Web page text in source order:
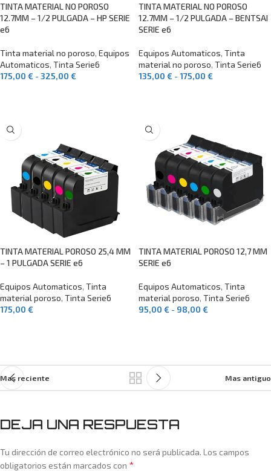
TINTA MATERIAL NO POROSO
12.7MM – 1/2 PULGADA – HP SERIE
e6
Tinta material no poroso, Equipos
Automaticos, Tinta Serie6
175,00 € -325,00 €
TINTA MATERIAL NO POROSO
12.7MM – 1/2 PULGADA – BENTSAI
SERIE e6
Equipos Automaticos, Tinta
material no poroso, Tinta Serie6
135,00 € -175,00 €
TINTA MATERIAL POROSO 25,4 MM
– 1 PULGADA SERIE e6
Equipos Automaticos, Tinta
material poroso, Tinta Serie6
175,00 €
TINTA MATERIAL POROSO 12,7 MM
SERIE e6
Equipos Automaticos, Tinta
material poroso, Tinta Serie6
95,00 € - 98,00 €
Mas reciente Mas antiguo
DEJA UNA RESPUESTA
Tu dirección de correo electrónico no será publicada. Los campos
obligatorios están marcados con *